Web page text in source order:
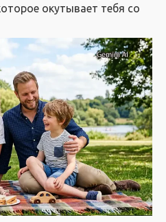
окутывает тебя со